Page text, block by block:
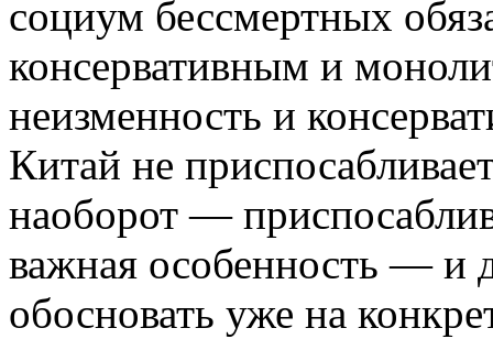
социум бессмертных
консервативным и
неизменность и
Китай не
наоборот —
важная особенность — и
обосновать уже на